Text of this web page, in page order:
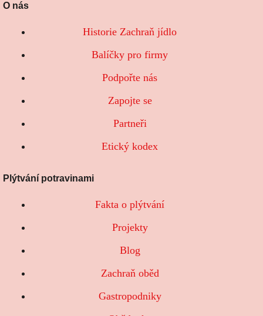
O nás
Historie Zachraň jídlo
Balíčky pro firmy
Podpořte nás
Zapojte se
Partneři
Etický kodex
Plýtvání potravinami
Fakta o plýtvání
Projekty
Blog
Zachraň oběd
Gastropodniky